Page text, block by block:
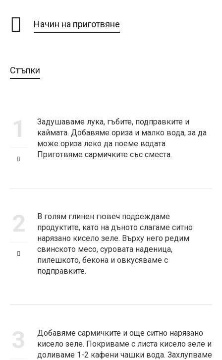
Начин на приготвяне
Стъпки
1
Задушаваме лука, гъбите, подправките и
каймата. Добавяме ориза и малко вода, за да
може ориза леко да поеме водата.
Приготвяме сармичките със сместа.
2
В голям глинен гювеч подреждаме
продуктите, като на дъното слагаме ситно
нарязано кисело зеле. Върху него редим
свинското месо, суровата наденица,
пилешкото, бекона и овкусяваме с
подправките.
3
Добавяме сармичките и още ситно нарязано
кисело зеле. Покриваме с листа кисело зеле и
доливаме 1-2 кафени чашки вода. Захлупваме